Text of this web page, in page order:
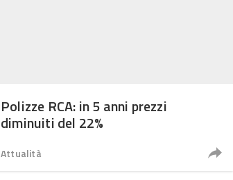
Polizze RCA: in 5 anni prezzi
diminuiti del 22%
Attualità